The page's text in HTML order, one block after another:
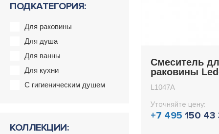
ПОДКАТЕГОРИЯ:
Для раковины
Для душа
Для ванны
Для кухни
С гигиеническим душем
КОЛЛЕКЦИИ:
Смеситель
раковины
L1047A
Уточняйте цену:
+7 495 150 43